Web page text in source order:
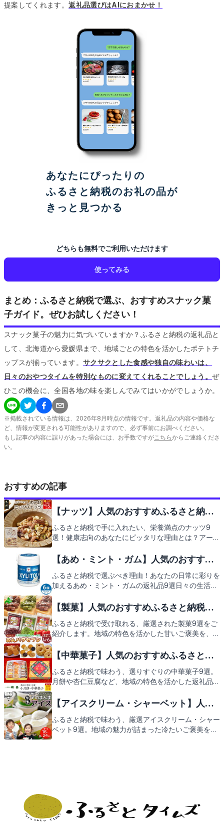
提案してくれます。返礼品選びはAIにおまかせ！
あなたにぴったりの
ふるさと納税のお礼の品が
きっと見つかる
どちらも無料でご利用いただけます
使ってみる
まとめ：ふるさと納税で選ぶ、おすすめスナック菓
子ガイド。ぜひお試しください！
スナック菓子の魅力に気づいていますか？ふるさと納税の返礼品と
して、北海道から愛媛県まで、地域ごとの特色を活かしたポテトチ
ップスが揃っています。 サクサクとした食感や独自の味わいは、
日々のおやつタイムを特別なものに変えてくれることでしょう。ぜ
ひこの機会に、全国各地の味を楽しんでみてはいかがでしょうか。
※掲載されている情報は、 2026年8 月時点の情報です。返礼品の内容や価格な
ど、情報が変更される可能性がありますので、必ず事前にお調べください。
もし記事の内容に誤りがあった場合には、お手数ですがこちらからご連絡くださ
い。
おすすめの記事
【ナッツ】人気のおすすめふるさと納税
返礼品9選
ふるさと納税で手に入れたい、栄養満点のナッツ9
選！健康志向のあなたにピッタリな理由とは？アーモ
ご紹介します。心も体も喜ぶ、こだわりのナッツをぜ
ひご堪能ください。次のページで旬の返礼品を見てみ
ましょう。
【あめ・ミント・ガム】人気のおすすめ
ふるさと納税返礼品9選
ふるさと納税で選ぶべき理由！あなたの日常に彩りを
加えるあめ・ミント・ガムの返礼品9選日々の生活に
ム。ふるさと納税を通じて、地域特有の味わい深い返
礼品を手に入れることができます。口の中でほどける
甘い香りやスッキリ感は、日常の小さな息抜きにぴっ
たり。この記事では、そんなあめ・ミント・ガムを返
す。どれもが心地よい風味を約束する逸品ばかり。返
ージで、それぞれの特徴を見ていきましょう。
【製菓】人気のおすすめふるさと納税返
礼品9選
ふるさと納税で受け取れる、厳選された製菓9選をご
紹介します。地域の特色を活かした甘いご褒美を、税
に地域愛も感じられる素敵な仕組みです。手作りの感
じが伝わるバウムクーヘンや、伝統を感じさせる和菓
子など、各地の自慢のスイーツをご紹介。これから紹
介する返礼品の数々に、どうぞご期待ください。
【中華菓子】人気のおすすめふるさと納
税返礼品9選
ふるさと納税で味わう、選りすぐりの中華菓子9選。
月餅や杏仁豆腐など、地域の特色を活かした返礼品を
として魅力的なのか、その理由をお伝えするととも
【アイスクリーム・シャーベット】人気
のおすすめふるさと納税返礼品9選
ふるさと納税で味わう、厳選アイスクリーム・シャー
ベット9選。地域の魅力が詰まった冷たいご褒美を、